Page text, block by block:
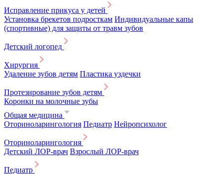
Исправление прикуса у детей
Установка брекетов подросткам Индивидуальные капы
(спортивные) для защиты от травм зубов
Детский логопед
Хирургия
Удаление зубов детям Пластика уздечки
Протезирование зубов детям
Коронки на молочные зубы
Общая медицина
Оториноларингология Педиатр Нейропсихолог
Оториноларингология
Детский ЛОР-врач Взрослый ЛОР-врач
Педиатр